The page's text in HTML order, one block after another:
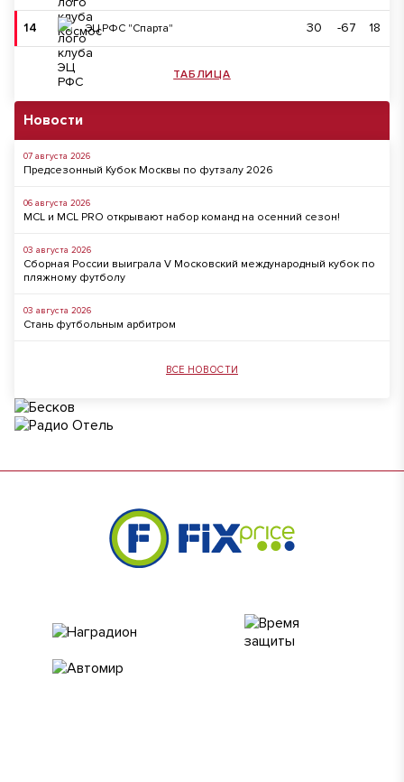
14 ЭЦ РФС "Спарта" 30 -67 18
ТАБЛИЦА
Новости
07 августа 2026
Предсезонный Кубок Москвы по футзалу 2026
06 августа 2026
MCL и MCL PRO открывают набор команд на осенний сезон!
03 августа 2026
Сборная России выиграла V Московский международный кубок по
пляжному футболу
03 августа 2026
Стань футбольным арбитром
ВСЕ НОВОСТИ